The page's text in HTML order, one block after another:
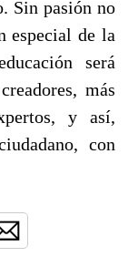
Sin pasión no
especial de la
será
más
y así,
con